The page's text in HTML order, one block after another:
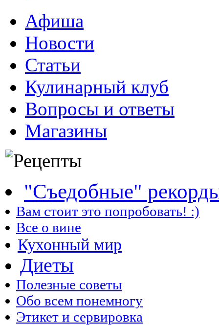
Афиша
Новости
Статьи
Кулинарный клуб
Вопросы и ответы
Магазины
"Съедобные"
Вам стоит это попробовать! :)
Все о вине
Кухонный мир
Диеты
Полезные советы
Обо всем понемногу
Этикет и сервировка